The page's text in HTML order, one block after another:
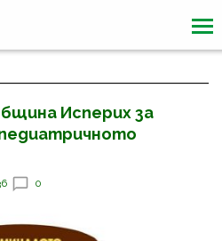
Исперих за
0